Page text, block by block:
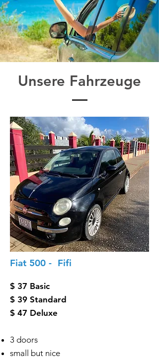
Unsere Fahrzeuge
Fiat 500 - Fifi
$ 37 Basic
$ 39 Standard
$ 47 Deluxe
3 doors
small but nice